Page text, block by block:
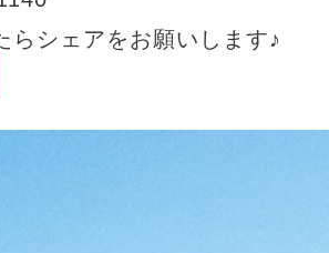
らシェアをお願いします♪